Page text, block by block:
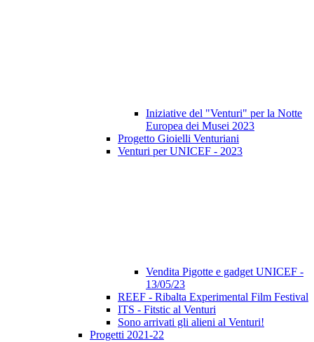
Iniziative del "Venturi" per la Notte
Europea dei Musei 2023
Progetto Gioielli Venturiani
Venturi per UNICEF - 2023
Vendita Pigotte e gadget UNICEF -
13/05/23
REEF - Ribalta Experimental Film Festival
ITS - Fitstic al Venturi
Sono arrivati gli alieni al Venturi!
Progetti 2021-22